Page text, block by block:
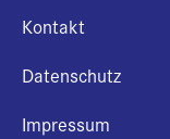
Kontakt
Datenschutz
Impressum